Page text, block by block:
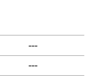
---
---